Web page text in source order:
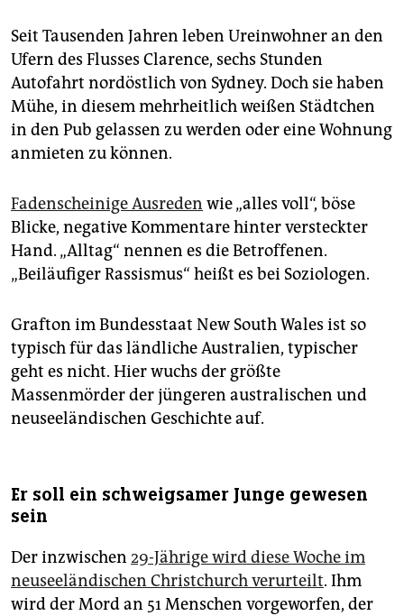
Seit Tausenden Jahren leben Ureinwohner an den
Ufern des Flusses Clarence, sechs Stunden
Autofahrt nordöstlich von Sydney. Doch sie haben
Mühe, in diesem mehrheitlich weißen Städtchen
in den Pub gelassen zu werden oder eine Wohnung
anmieten zu können.
Fadenscheinige Ausreden wie „alles voll“, böse
Blicke, negative Kommentare hinter versteckter
Hand. „Alltag“ nennen es die Betroffenen.
„Beiläufiger Rassismus“ heißt es bei Soziologen.
Grafton im Bundesstaat New South Wales ist so
typisch für das ländliche Australien, typischer
geht es nicht. Hier wuchs der größte
Massenmörder der jüngeren australischen und
neuseeländischen Geschichte auf.
Er soll ein schweigsamer Junge gewesen
sein
Der inzwischen 29-Jährige wird diese Woche im
neuseeländischen Christchurch verurteilt. Ihm
wird der Mord an 51 Menschen vorgeworfen, der